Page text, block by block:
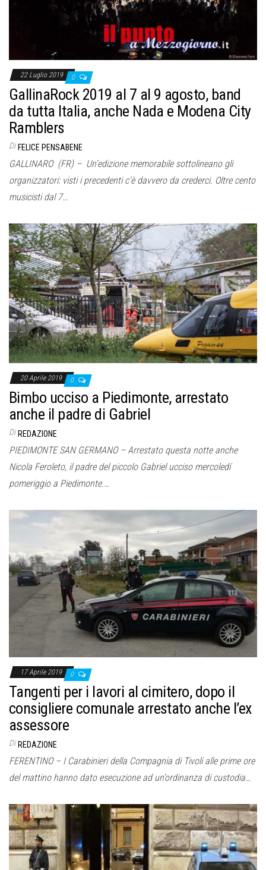
22 Luglio 2019 0
GallinaRock 2019 al 7 al 9 agosto, band
da tutta Italia, anche Nada e Modena City
Ramblers
Di FELICE PENSABENE
GALLINARO (FR) – Un’edizione memorabile sottolineano gli
organizzatori: visti i precedenti c’è davvero da crederci. Oltre cento
musicisti dal 7…
20 Aprile 2019 0
Bimbo ucciso a Piedimonte, arrestato
anche il padre di Gabriel
Di REDAZIONE
PIEDIMONTE SAN GERMANO – Arrestato questa notte anche
Nicola Feroleto, il padre del piccolo Gabriel ucciso mercoledí
pomeriggio a Piedimonte.…
17 Aprile 2019 0
Tangenti per i lavori al cimitero, dopo il
consigliere comunale arrestato anche l’ex
assessore
Di REDAZIONE
FERENTINO – I Carabinieri della Compagnia di Tivoli alle prime ore
del mattino hanno dato esecuzione ad un’ordinanza di custodia…